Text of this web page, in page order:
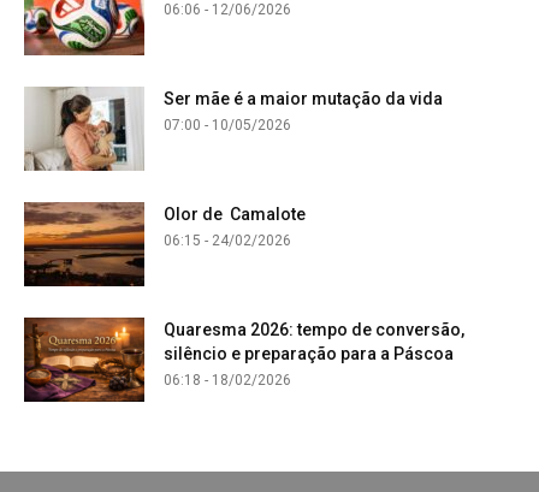
06:06 - 12/06/2026
Ser mãe é a maior mutação da vida
07:00 - 10/05/2026
Olor de Camalote
06:15 - 24/02/2026
Quaresma 2026: tempo de conversão,
silêncio e preparação para a Páscoa
06:18 - 18/02/2026